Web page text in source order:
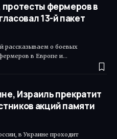
протесты фермеров в
13-й пакет
рассказываем о боевых
в Европе и…
Израиль прекратит
акций памяти
в Украине проходит